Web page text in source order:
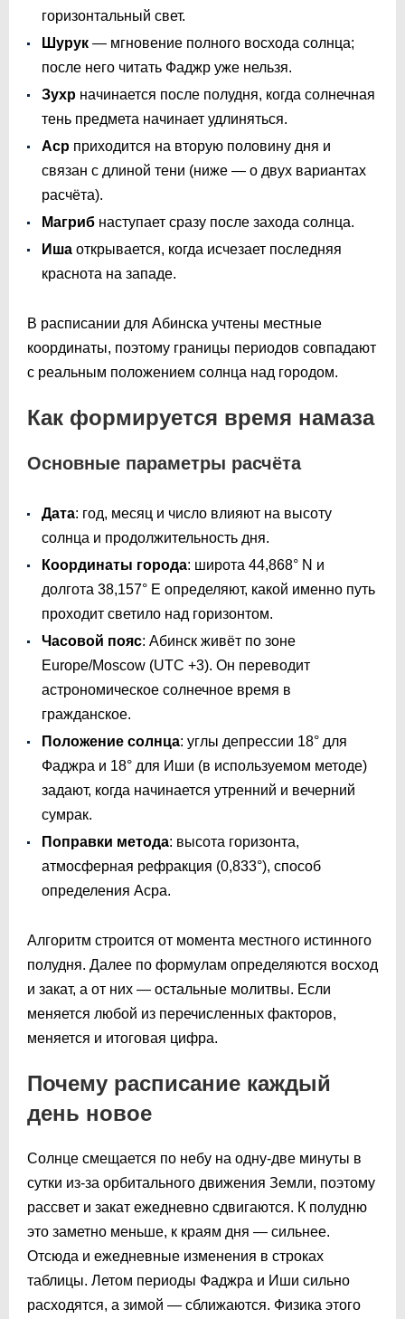
горизонтальный свет.
Шурук — мгновение полного восхода солнца;
после него читать Фаджр уже нельзя.
Зухр начинается после полудня, когда солнечная
тень предмета начинает удлиняться.
Аср приходится на вторую половину дня и
связан с длиной тени (ниже — о двух вариантах
расчёта).
Магриб наступает сразу после захода солнца.
Иша открывается, когда исчезает последняя
краснота на западе.
В расписании для Абинска учтены местные
координаты, поэтому границы периодов совпадают
с реальным положением солнца над городом.
Как формируется время намаза
Основные параметры расчёта
Дата: год, месяц и число влияют на высоту
солнца и продолжительность дня.
Координаты города: широта 44,868° N и
долгота 38,157° E определяют, какой именно путь
проходит светило над горизонтом.
Часовой пояс: Абинск живёт по зоне
Europe/Moscow (UTC +3). Он переводит
астрономическое солнечное время в
гражданское.
Положение солнца: углы депрессии 18° для
Фаджра и 18° для Иши (в используемом методе)
задают, когда начинается утренний и вечерний
сумрак.
Поправки метода: высота горизонта,
атмосферная рефракция (0,833°), способ
определения Асра.
Алгоритм строится от момента местного истинного
полудня. Далее по формулам определяются восход
и закат, а от них — остальные молитвы. Если
меняется любой из перечисленных факторов,
меняется и итоговая цифра.
Почему расписание каждый
день новое
Солнце смещается по небу на одну-две минуты в
сутки из-за орбитального движения Земли, поэтому
рассвет и закат ежедневно сдвигаются. К полудню
это заметно меньше, к краям дня — сильнее.
Отсюда и ежедневные изменения в строках
таблицы. Летом периоды Фаджра и Иши сильно
расходятся, а зимой — сближаются. Физика этого